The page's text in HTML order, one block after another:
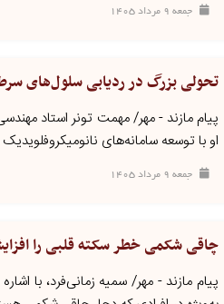
جمعه ۹ مرداد ۱۴۰۵
تحولی بزرگ در ردیابی سلول‌های
او با توسعه سامانه‌های نانومیکروفلویدیک
جمعه ۹ مرداد ۱۴۰۵
چاقی شکمی خطر سکته قلبی را
پیام مازند - مهر/ سمیه زمانی‌فرد، با